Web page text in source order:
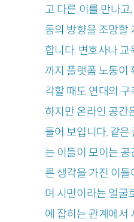
고 다른 이를 만나고
동의 방향을 조망할
합니다. 변호사나 교
까지 플랫폼 노동이
각할 때도 연대의
하지만 온라인 공간
들어 보입니다. 같은
는 이들이 모이는
른 생각을 가진 이
며 시민이라는 얼굴
에 잡히는 관계에서